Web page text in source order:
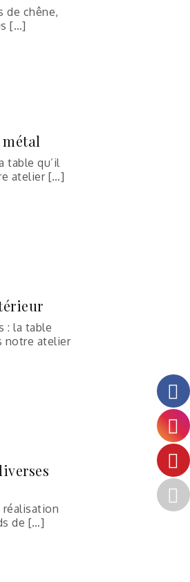
de chêne,
[…]
table qu’il
atelier […]
: la table
notre atelier
réalisation
de […]